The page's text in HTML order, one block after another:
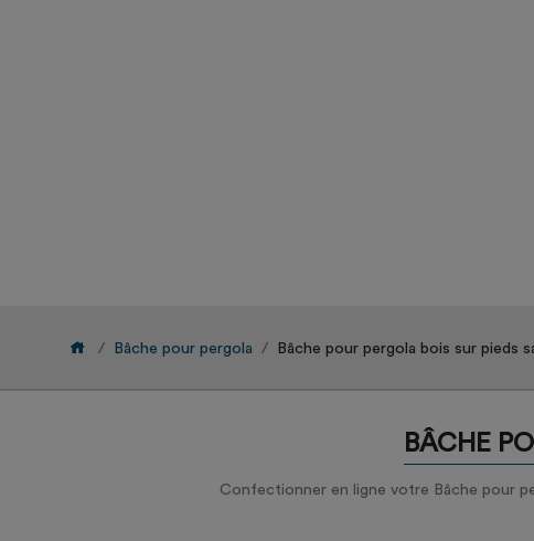
Bâche pour pergola Bâche pour pergola bois sur pieds
BÂCHE
Confectionner en ligne votre Bâche pour